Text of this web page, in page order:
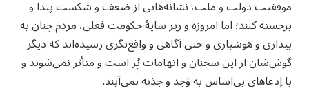
موفقیت دولت و ملت، نشانه‌هایی از ضعف و شکست پیدا و
برجسته کنند؛ اما امروزه و زیر سایۀ حکومت فعلی، مردم چنان به
بیداری و هوشیاری و حتی آگاهی و واقع‌نگری رسیده‌اند که دیگر
گوش‌شان از این سخنان و اتهامات پُر است و متأثر نمی‌شوند و
با اِدعاهای بی‌اساس به وَجد و جذبه نمی‌آیند.